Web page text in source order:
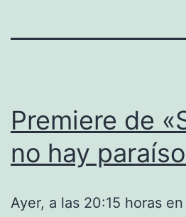
Premiere de
no hay
Ayer, a las 20:15 horas